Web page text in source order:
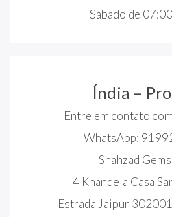
Sábado de
Índia –
Entre em contato
WhatsApp:
Shahzad
4 Khandela Casa
Estrada Jaipur